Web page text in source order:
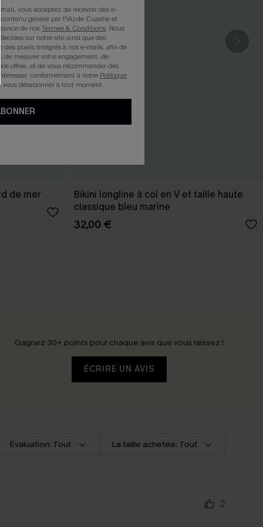
de mer
Bikini longline à col en V et taille haute
classique bleu marine
32,00 €
Gagnez 30+ points pour chaque avis que vous laissez !
ÉCRIRE UN AVIS
Évaluation: Tout La taille achetée: Tout
2
vous acceptez de recevoir des e-
généré par l'IA) de Cupshe et
de nosTermes & Conditions. Nous
sur notre site ainsi que des
des pixels intégrés à nos e-mails, afin de
de mesurer votre engagement, de
offres, et de vous recommander des
conformément à notre Politique
vous désabonner à tout moment.